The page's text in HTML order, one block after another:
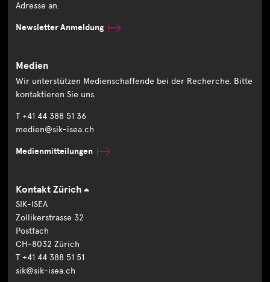
Adresse an.
Newsletter Anmeldung
Medien
Wir unterstützen Medienschaffende bei der Recherche. Bitte
kontaktieren Sie uns.
T +41 44 388 51 36
medien@sik-isea.ch
Medienmitteilungen
Kontakt Zürich
SIK-ISEA
Zollikerstrasse 32
Postfach
CH-8032 Zürich
T +41 44 388 51 51
sik@sik-isea.ch